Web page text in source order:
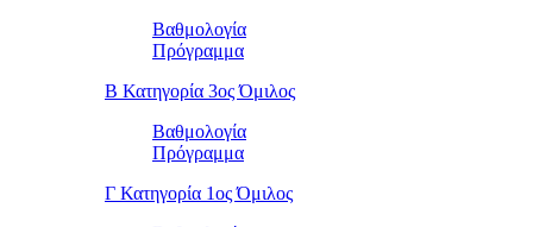
Βαθμολογία
Πρόγραμμα
Β Κατηγορία 3ος Όμιλος
Βαθμολογία
Πρόγραμμα
Γ Κατηγορία 1ος Όμιλος